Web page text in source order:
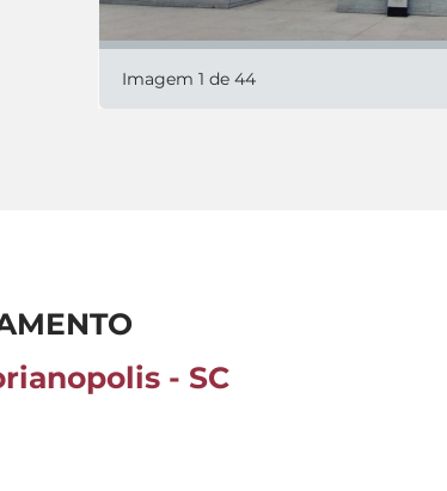
Imagem 1 de 44
- SC